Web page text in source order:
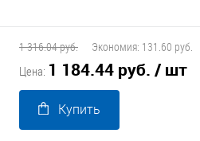
1 316.04 руб. Экономия: 131.60 руб.
Цена: 1 184.44 руб. / шт
Купить